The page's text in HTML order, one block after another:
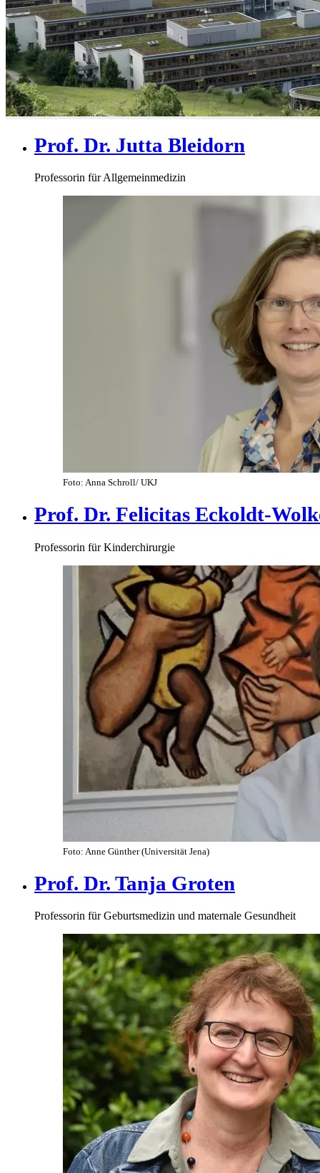
Prof. Dr. Jutta Bleidorn
Professorin für Allgemeinmedizin
Foto: Anna Schroll/ UKJ
Prof. Dr. Felicitas Eckoldt-
Professorin für Kinderchirurgie
Foto: Anne Günther (Universität Jena)
Prof. Dr. Tanja Groten
Professorin für Geburtsmedizin und maternale Gesundheit